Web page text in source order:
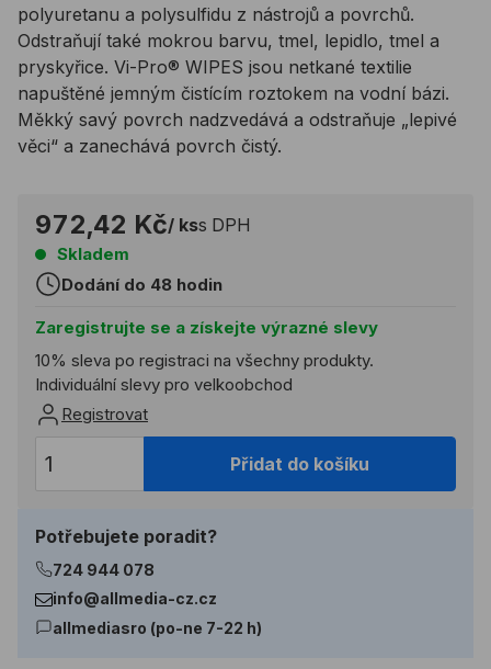
polyuretanu a polysulfidu z nástrojů a povrchů.
Odstraňují také mokrou barvu, tmel, lepidlo, tmel a
pryskyřice. Vi-Pro® WIPES jsou netkané textilie
napuštěné jemným čistícím roztokem na vodní bázi.
Měkký savý povrch nadzvedává a odstraňuje „lepivé
věci“ a zanechává povrch čistý.
972,42 Kč/ kss DPH
Skladem
Dodání do 48 hodin
Zaregistrujte se a získejte výrazné slevy
10% sleva po registraci na všechny produkty.
Individuální slevy pro velkoobchod
Registrovat
Přidat do košíku
Potřebujete poradit?
724 944 078
info@allmedia-cz.cz
allmediasro (po-ne 7-22 h)